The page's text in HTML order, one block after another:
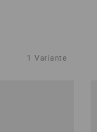
1 Variante